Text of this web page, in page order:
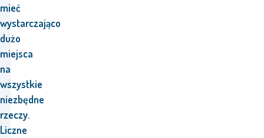
mieć
wystarczająco
dużo
miejsca
na
wszystkie
niezbędne
rzeczy.
Liczne